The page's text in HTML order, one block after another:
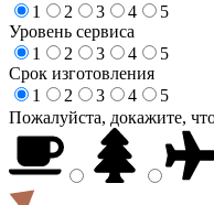
1
2 3 4
5
Уровень сервиса
1
2 3 4
5
Срок изготовления
1
2 3 4
5
Пожалуйста, докажите,